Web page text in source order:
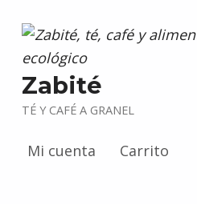
Zabité
TÉ Y CAFÉ A GRANEL
Mi cuenta Carrito